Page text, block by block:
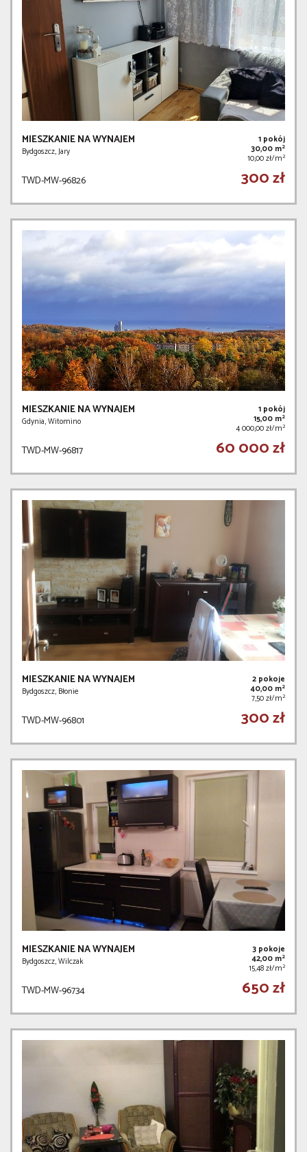
MIESZKANIE NA WYNAJEM
Bydgoszcz, Jary
1 pokój
30,00 m2
10,00 zł/m2
TWD-MW-96826 300 zł
MIESZKANIE NA WYNAJEM
Gdynia, Witomino
1 pokój
15,00 m2
4 000,00 zł/m2
TWD-MW-96817 60 000 zł
MIESZKANIE NA WYNAJEM
Bydgoszcz, Błonie
2 pokoje
40,00 m2
7,50 zł/m2
TWD-MW-96801 300 zł
MIESZKANIE NA WYNAJEM
Bydgoszcz, Wilczak
3 pokoje
42,00 m2
15,48 zł/m2
TWD-MW-96734 650 zł